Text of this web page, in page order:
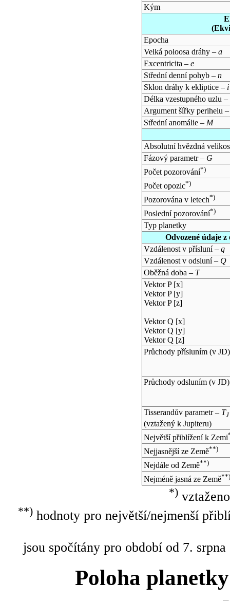
Kým
Epocha
Velká poloosa dráhy – a
Excentricita – e
Střední denní pohyb – n
Sklon dráhy k ekliptice – i
Délka vzestupného uzlu –
Argument šířky perihelu
Střední anomálie – M
Absolutní hvězdná
Fázový parametr – G
Počet pozorování*)
Počet opozic*)
Pozorována v letech*)
Poslední pozorování*)
Typ planetky
Odvozené údaje
Vzdálenost v přísluní – q
Vzdálenost v odsluní – Q
Oběžná doba – T
Vektor P [x]
Vektor P [y]
Vektor P [z]
Vektor Q [x]
Vektor Q [y]
Vektor Q [z]
Průchody přísluním (v JD)
Průchody odsluním (v JD)
Tisserandův parametr – TJ
(vztažený k Jupiteru)
Největší přiblížení k Zemi
Nejjasnější ze Země**)
Nejdále od Země**)
Nejméně jasná ze Země**)
*)
**)hodnoty pro největší/nejmenší
jsou spočítány pro období od 7.
Poloha